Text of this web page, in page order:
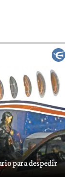
para despedir